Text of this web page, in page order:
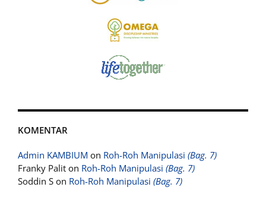
KOMENTAR
Admin KAMBIUM on Roh-Roh Manipulasi (Bag. 7)
Franky Palit on Roh-Roh Manipulasi (Bag. 7)
Soddin S on Roh-Roh Manipulasi (Bag. 7)